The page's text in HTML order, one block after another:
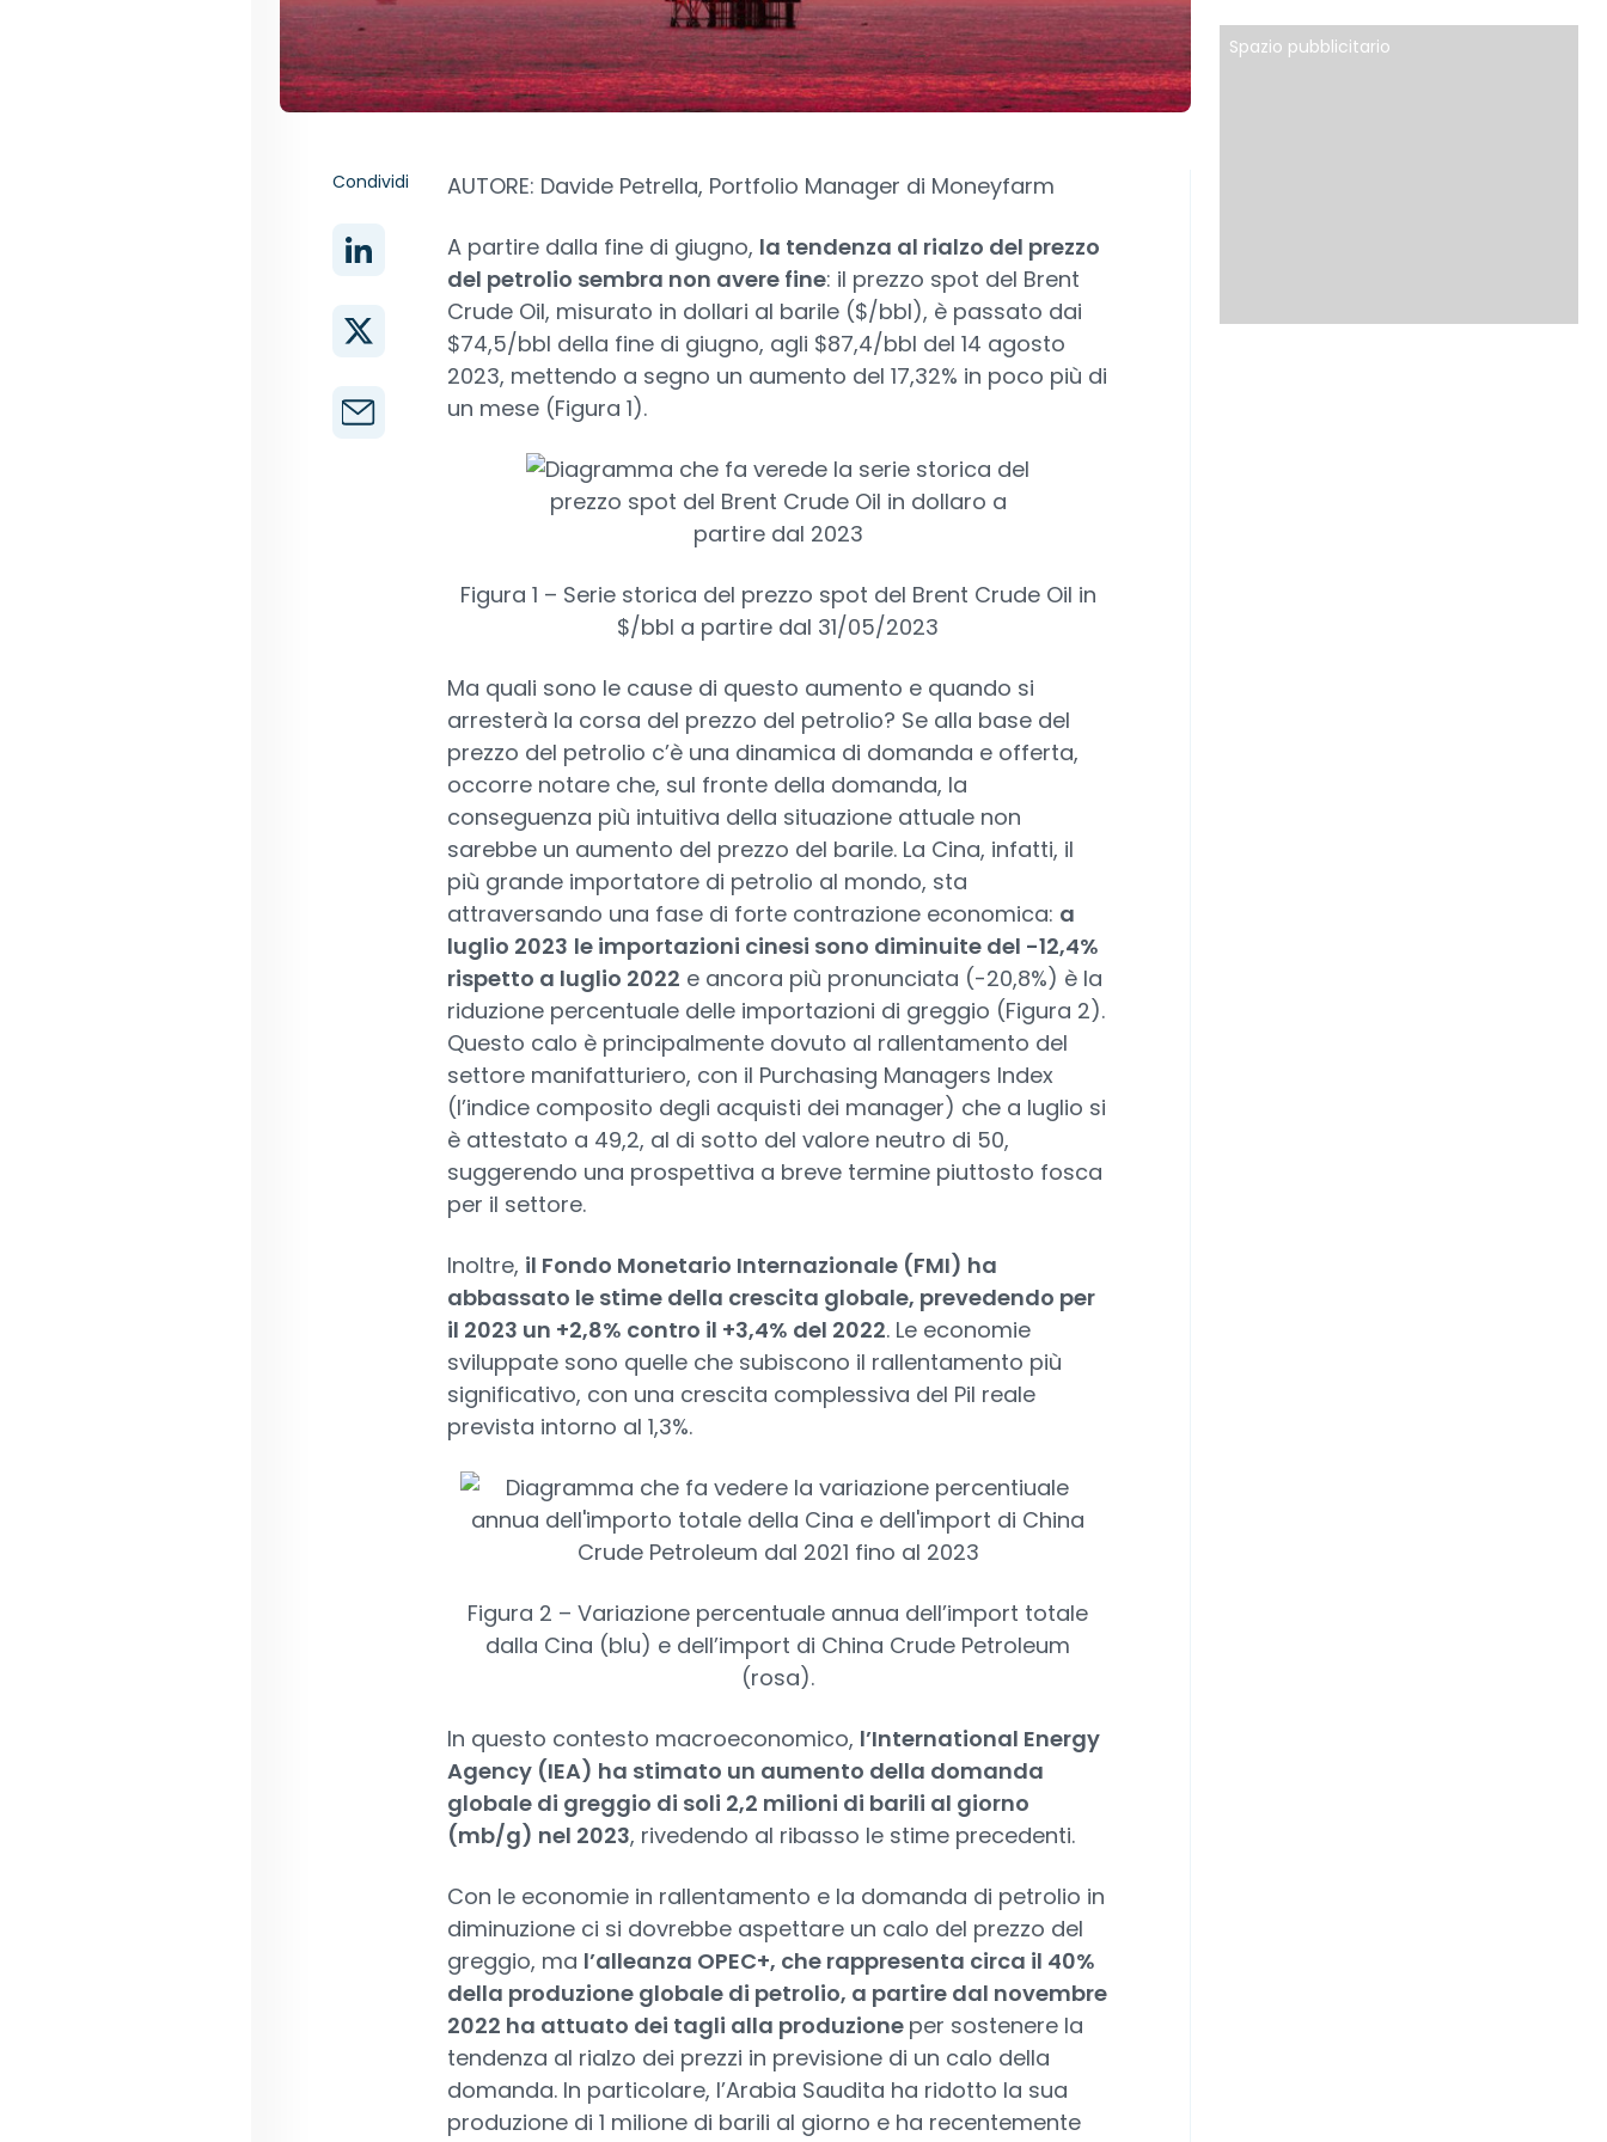
Condividi AUTORE: Davide Petrella, Portfolio Manager di Moneyfarm
A partire dalla fine di giugno, la tendenza al rialzo del prezzo
del petrolio sembra non avere fine: il prezzo spot del Brent
Crude Oil, misurato in dollari al barile ($/bbl), è passato dai
$74,5/bbl della fine di giugno, agli $87,4/bbl del 14 agosto
2023, mettendo a segno un aumento del 17,32% in poco più di
un mese (Figura 1).
Figura 1 – Serie storica del prezzo spot del Brent Crude Oil in
$/bbl a partire dal 31/05/2023
Ma quali sono le cause di questo aumento e quando si
arresterà la corsa del prezzo del petrolio? Se alla base del
prezzo del petrolio c’è una dinamica di domanda e offerta,
occorre notare che, sul fronte della domanda, la
conseguenza più intuitiva della situazione attuale non
sarebbe un aumento del prezzo del barile. La Cina, infatti, il
più grande importatore di petrolio al mondo, sta
attraversando una fase di forte contrazione economica: a
luglio 2023 le importazioni cinesi sono diminuite del -12,4%
rispetto a luglio 2022 e ancora più pronunciata (-20,8%) è la
riduzione percentuale delle importazioni di greggio (Figura 2).
Questo calo è principalmente dovuto al rallentamento del
settore manifatturiero, con il Purchasing Managers Index
(l’indice composito degli acquisti dei manager) che a luglio si
è attestato a 49,2, al di sotto del valore neutro di 50,
suggerendo una prospettiva a breve termine piuttosto fosca
per il settore.
Inoltre, il Fondo Monetario Internazionale (FMI) ha
abbassato le stime della crescita globale, prevedendo per
il 2023 un +2,8% contro il +3,4% del 2022. Le economie
sviluppate sono quelle che subiscono il rallentamento più
significativo, con una crescita complessiva del Pil reale
prevista intorno al 1,3%.
Figura 2 – Variazione percentuale annua dell’import totale
dalla Cina (blu) e dell’import di China Crude Petroleum
(rosa).
In questo contesto macroeconomico, l’International Energy
Agency (IEA) ha stimato un aumento della domanda
globale di greggio di soli 2,2 milioni di barili al giorno
(mb/g) nel 2023, rivedendo al ribasso le stime precedenti.
Con le economie in rallentamento e la domanda di petrolio in
diminuzione ci si dovrebbe aspettare un calo del prezzo del
greggio, ma l’alleanza OPEC+, che rappresenta circa il 40%
della produzione globale di petrolio, a partire dal novembre
2022 ha attuato dei tagli alla produzione per sostenere la
tendenza al rialzo dei prezzi in previsione di un calo della
domanda. In particolare, l’Arabia Saudita ha ridotto la sua
produzione di 1 milione di barili al giorno e ha recentemente
Spazio pubblicitario